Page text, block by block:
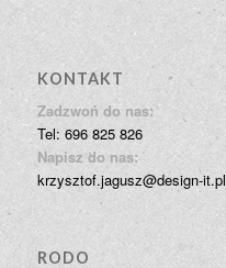
KONTAKT
Zadzwoń do nas:
Tel: 696 825 826
Napisz do nas:
krzysztof.jagusz@design-it.pl
RODO